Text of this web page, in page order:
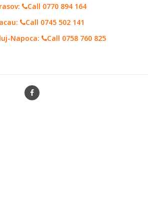
Call 0770 894 164
Call 0745 502 141
Napoca:
Call 0758 760 825